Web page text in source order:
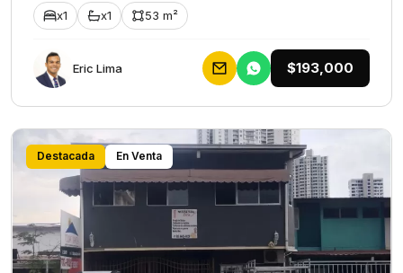
x1 x1 53 m²
Eric Lima $193,000
Destacada En Venta